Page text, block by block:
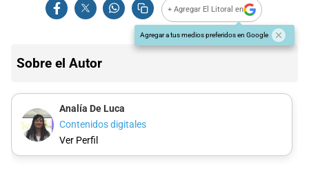
+ Agregar El Litoral en
Agregar a tus medios preferidos en Google
Sobre el Autor
Analía De Luca
Contenidos digitales
Ver Perfil